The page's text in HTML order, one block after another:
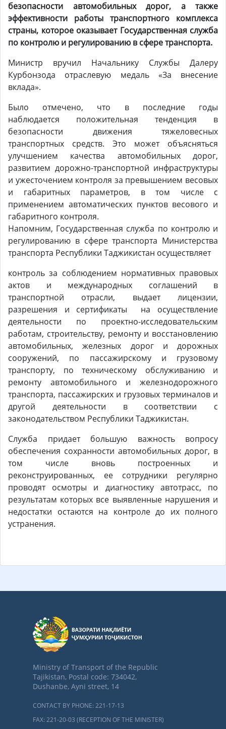
безопасности автомобильных дорог, а также
эффективности работы транспортного комплекса
страны, которое оказывает Государственная служба
по контролю и регулированию в сфере транспорта.
Министр вручил Начальнику Службы Далеру
Курбонзода отраслевую медаль «За внесение
вклада».
Было отмечено, что в последние годы
наблюдается положительная тенденция в
безопасности движения тяжеловесных
транспортных средств. Это может объясняться
улучшением качества автомобильных дорог,
развитием дорожно-транспортной инфраструктуры
и ужесточением контроля за превышением весовых
и габаритных параметров, в том числе с
применением автоматических пунктов весового и
габаритного контроля.
Напомним, Государственная служба по контролю и
регулированию в сфере транспорта Министерства
транспорта Республики Таджикистан осуществляет
контроль за соблюдением нормативных правовых
актов и международных соглашений в
транспортной отрасли, выдает лицензии,
разрешения и сертификаты на осуществление
деятельности по проектно-исследовательским
работам, строительству, ремонту и восстановлению
автомобильных, железных дорог и дорожных
сооружений, по пассажирскому и грузовому
транспорту, по техническому обслуживанию и
ремонту автомобильного и железнодорожного
транспорта, пассажирских и грузовых терминалов и
другой деятельности в соответствии с
законодательством Республики Таджикистан.
Служба придает большую важность вопросу
обеспечения сохранности автомобильных дорог, в
том числе вновь построенных и
реконструированных, ее сотрудники регулярно
проводят осмотры и диагностику автотрасс, по
результатам которых все выявленные нарушения и
недостатки остаются на контроле до их полного
устранения.
Ministry of Transport of the Republic
Tajikistan, Postal code: 734042,
Dushanbe, Ayni street, 14
CONTACT BY PHONE: 221-17-13
FAX: 221-20-03 (RECEPTION OF THE MINISTER)